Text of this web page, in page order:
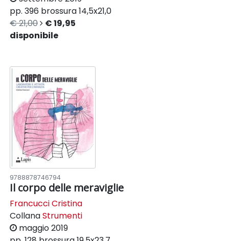
pp. 396 brossura14,5x21,0
€ 21,00
€ 19,95
disponibile
9788878746794
Il corpo delle meraviglie
Francucci Cristina
CollanaStrumenti
maggio 2019